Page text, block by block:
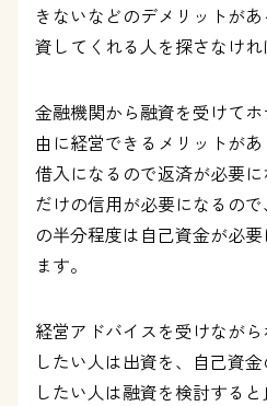
きないなどのデメリットが
資してくれる人を探さなけれ
金融機関から融資を受けて
由に経営できるメリットが
借入になるので返済が必要
だけの信用が必要になるの
の半分程度は自己資金が必
ます。
経営アドバイスを受けなが
したい人は出資を、自己資
したい人は融資を検討すると